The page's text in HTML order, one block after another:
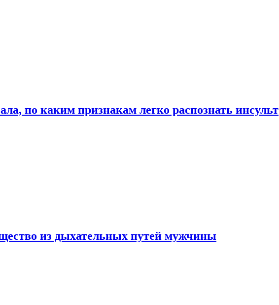
по каким признакам легко распознать инсульт
из дыхательных путей мужчины